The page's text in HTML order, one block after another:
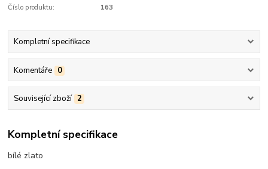
Číslo produktu: 163
Kompletní specifikace
Komentáře 0
Související zboží 2
Kompletní specifikace
bílé zlato